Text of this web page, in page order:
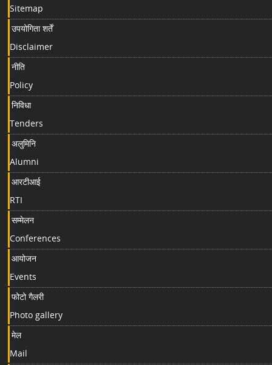
Sitemap
उपयोगिता शर्तें
Disclaimer
नीति
Policy
निविधा
Tenders
अलुमिनि
Alumni
आरटीआई
RTI
सम्मेलन
Conferences
आयोजन
Events
फोटो गैलरी
Photo gallery
मेल
Mail